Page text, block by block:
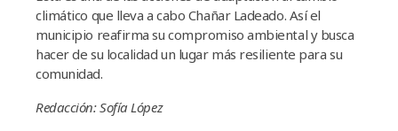
climático que lleva a cabo Chañar Ladeado. Así el
municipio reafirma su compromiso ambiental y busca
hacer de su localidad un lugar más resiliente para su
comunidad.
Redacción: Sofía López